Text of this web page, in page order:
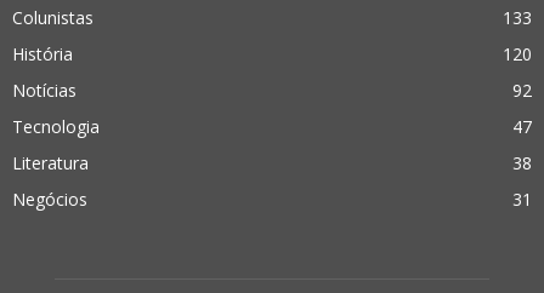
Colunistas
133
História
120
Notícias
92
Tecnologia
47
Literatura
38
Negócios
31